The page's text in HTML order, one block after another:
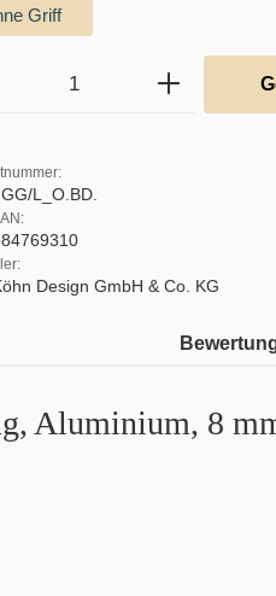
Griff
Anzahl: Gib
L_O.BD.
Design GmbH & Co. KG
Aluminium, 8